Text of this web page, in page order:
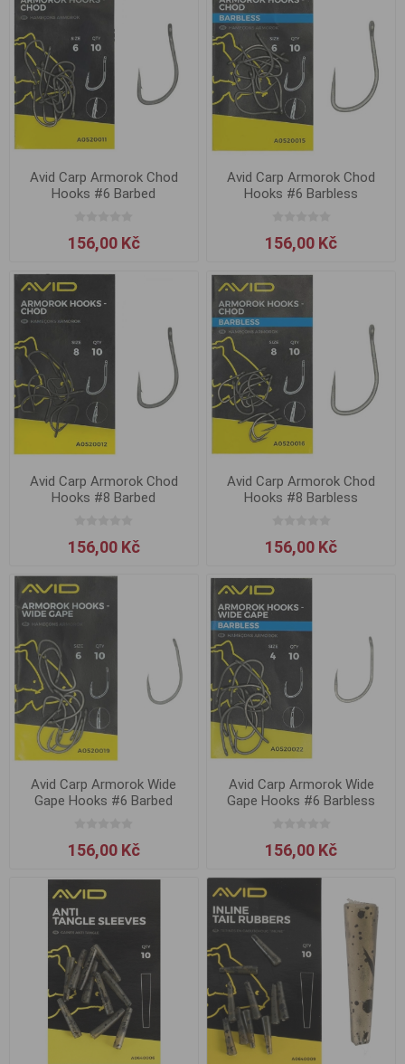
Avid Carp Armorok Chod
Hooks #6 Barbed
156,00 Kč
Avid Carp Armorok Chod
Hooks #6 Barbless
156,00 Kč
Avid Carp Armorok Chod
Hooks #8 Barbed
156,00 Kč
Avid Carp Armorok Chod
Hooks #8 Barbless
156,00 Kč
Avid Carp Armorok Wide
Gape Hooks #6 Barbed
156,00 Kč
Avid Carp Armorok Wide
Gape Hooks #6 Barbless
156,00 Kč